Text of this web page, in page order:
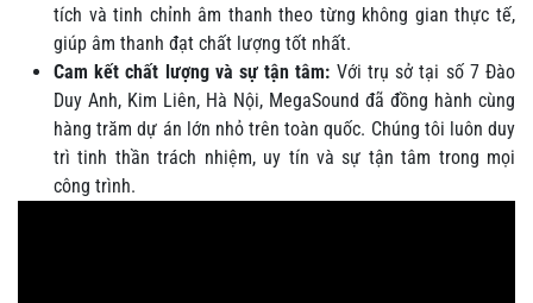
tích và tinh chỉnh âm thanh theo từng không gian thực tế,
giúp âm thanh đạt chất lượng tốt nhất.
Cam kết chất lượng và sự tận tâm: Với trụ sở tại số 7 Đào
Duy Anh, Kim Liên, Hà Nội, MegaSound đã đồng hành cùng
hàng trăm dự án lớn nhỏ trên toàn quốc. Chúng tôi luôn duy
trì tinh thần trách nhiệm, uy tín và sự tận tâm trong mọi
công trình.